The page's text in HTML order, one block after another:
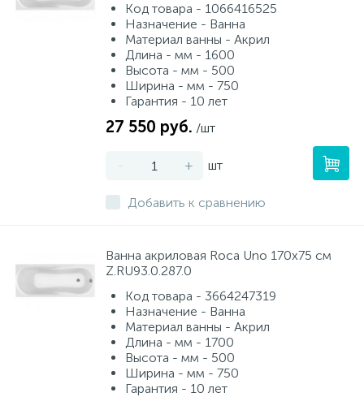
Код товара - 1066416525
Назначение - Ванна
Материал ванны - Акрил
Длина - мм - 1600
Высота - мм - 500
Ширина - мм - 750
Гарантия - 10 лет
27 550 руб. /шт
- + шт
Добавить к сравнению
Ванна акриловая Roca Uno 170х75 см
Z.RU93.0.287.0
Код товара - 3664247319
Назначение - Ванна
Материал ванны - Акрил
Длина - мм - 1700
Высота - мм - 500
Ширина - мм - 750
Гарантия - 10 лет